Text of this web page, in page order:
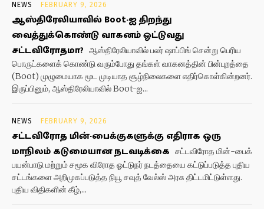
NEWS FEBRUARY 9, 2026
ஆஸ்திரேலியாவில் Boot-ஐ திறந்து
வைத்துக்கொண்டு வாகனம் ஓட்டுவது
சட்டவிரோதமா? ஆஸ்திரேலியாவில் பலர் ஷாப்பிங் சென்று பெரிய
பொருட்களைக் கொண்டு வரும்போது தங்கள் வாகனத்தின் பின்புறத்தை
(Boot) முழுமையாக மூட முடியாத சூழ்நிலைகளை எதிர்கொள்கின்றனர்.
இருப்பினும், ஆஸ்திரேலியாவில் Boot-ஐ...
NEWS FEBRUARY 9, 2026
சட்டவிரோத மின்-பைக்குகளுக்கு எதிராக ஒரு
மாநிலம் கடுமையான நடவடிக்கை சட்டவிரோத மின்-பைக்
பயன்பாடு மற்றும் சமூக விரோத ஓட்டுநர் நடத்தையை கட்டுப்படுத்த புதிய
சட்டங்களை அறிமுகப்படுத்த நியூ சவுத் வேல்ஸ் அரசு திட்டமிட்டுள்ளது.
புதிய விதிகளின் கீழ்,...